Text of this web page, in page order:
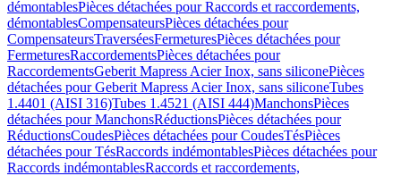
démontablesPièces détachées pour Raccords et raccordements,
démontablesCompensateursPièces détachées pour
CompensateursTraverséesFermeturesPièces détachées pour
FermeturesRaccordementsPièces détachées pour
RaccordementsGeberit Mapress Acier Inox, sans siliconePièces
détachées pour Geberit Mapress Acier Inox, sans siliconeTubes
1.4401 (AISI 316)Tubes 1.4521 (AISI 444)ManchonsPièces
détachées pour ManchonsRéductionsPièces détachées pour
RéductionsCoudesPièces détachées pour CoudesTésPièces
détachées pour TésRaccords indémontablesPièces détachées pour
Raccords indémontablesRaccords et raccordements,